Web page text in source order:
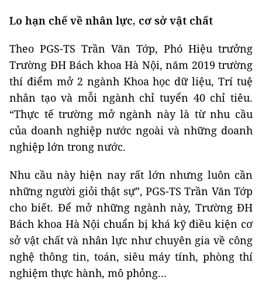
Lo hạn chế về nhân lực, cơ sở vật chất
Theo PGS-TS Trần Văn Tớp, Phó Hiệu trưởng
Trường ĐH Bách khoa Hà Nội, năm 2019 trường
thí điểm mở 2 ngành Khoa học dữ liệu, Trí tuệ
nhân tạo và mỗi ngành chỉ tuyển 40 chỉ tiêu.
“Thực tế trường mở ngành này là từ nhu cầu
của doanh nghiệp nước ngoài và những doanh
nghiệp lớn trong nước.
Nhu cầu này hiện nay rất lớn nhưng luôn cần
những người giỏi thật sự”, PGS-TS Trần Văn Tớp
cho biết. Để mở những ngành này, Trường ĐH
Bách khoa Hà Nội chuẩn bị khá kỹ điều kiện cơ
sở vật chất và nhân lực như chuyên gia về công
nghệ thông tin, toán, siêu máy tính, phòng thí
nghiệm thực hành, mô phỏng...